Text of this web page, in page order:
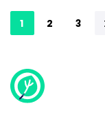
1 2 3